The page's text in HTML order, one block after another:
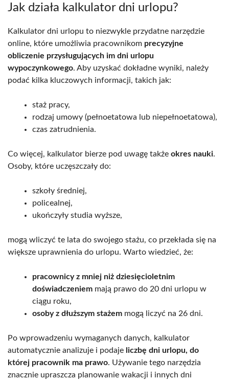
Jak działa kalkulator dni urlopu?
Kalkulator dni urlopu to niezwykle przydatne narzędzie
online, które umożliwia pracownikom precyzyjne
obliczenie przysługujących im dni urlopu
wypoczynkowego. Aby uzyskać dokładne wyniki, należy
podać kilka kluczowych informacji, takich jak:
staż pracy,
rodzaj umowy (pełnoetatowa lub niepełnoetatowa),
czas zatrudnienia.
Co więcej, kalkulator bierze pod uwagę także okres nauki.
Osoby, które uczęszczały do:
szkoły średniej,
policealnej,
ukończyły studia wyższe,
mogą wliczyć te lata do swojego stażu, co przekłada się na
większe uprawnienia do urlopu. Warto wiedzieć, że:
pracownicy z mniej niż dziesięcioletnim
doświadczeniem mają prawo do 20 dni urlopu w
ciągu roku,
osoby z dłuższym stażem mogą liczyć na 26 dni.
Po wprowadzeniu wymaganych danych, kalkulator
automatycznie analizuje i podaje liczbę dni urlopu, do
której pracownik ma prawo. Używanie tego narzędzia
znacznie upraszcza planowanie wakacji i innych dni